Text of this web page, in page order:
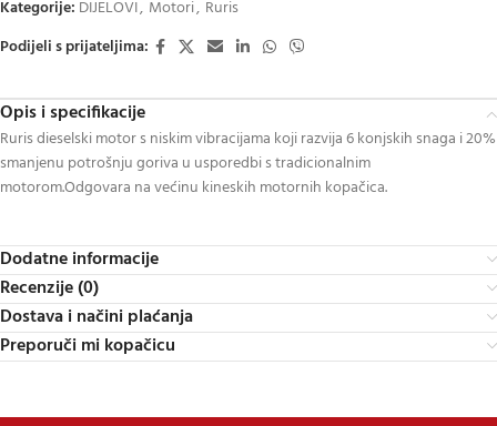
Kategorije: DIJELOVI, Motori, Ruris
Podijeli s prijateljima:
Opis i specifikacije
Ruris dieselski motor s niskim vibracijama koji razvija 6 konjskih snaga i 20%
smanjenu potrošnju goriva u usporedbi s tradicionalnim
motorom.Odgovara na većinu kineskih motornih kopačica.
Dodatne informacije
Recenzije (0)
Dostava i načini plaćanja
Preporuči mi kopačicu